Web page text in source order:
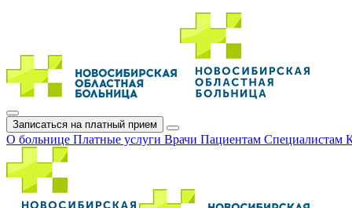
Записаться на платный прием
О больнице Платные услуги Врачи Пациентам Специалистам